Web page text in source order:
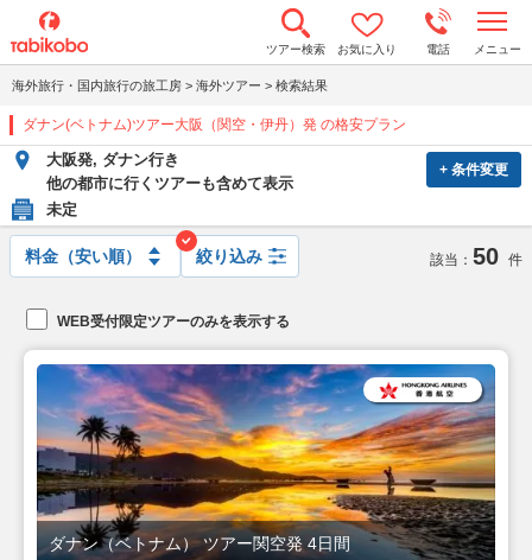
ツアー検索 お気に入り 電話 メニュー
o
n
a
v
t
海外旅行・国内旅行の旅工房 > 海外ツアー > 検索結果
ダナン(ベトナム)ツアー大阪（関空・伊丹）発 の格安プラン
+ 条件変更
大阪発, ダナン行き
他の都市に行くツアーも含めて表示
未定
絞り込み 該当： 50 件
WEB受付限定ツアーのみを表示する
ダナン（ベトナム） ツアー関空発 4日間